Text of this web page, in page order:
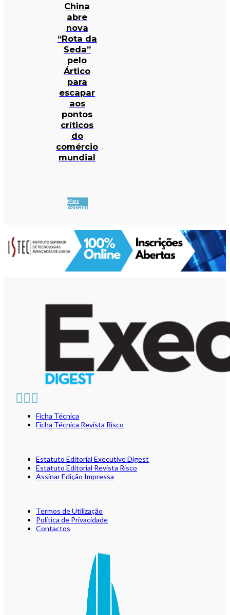
China
abre
nova
“Rota da
Seda”
pelo
Ártico
para
escapar
aos
pontos
críticos
do
comércio
mundial
Mais
Notícias
Ficha Técnica
Ficha Técnica Revista Risco
Estatuto Editorial Executive Digest
Estatuto Editorial Revista Risco
Assinar Edição Impressa
Termos de Utilização
Política de Privacidade
Contactos